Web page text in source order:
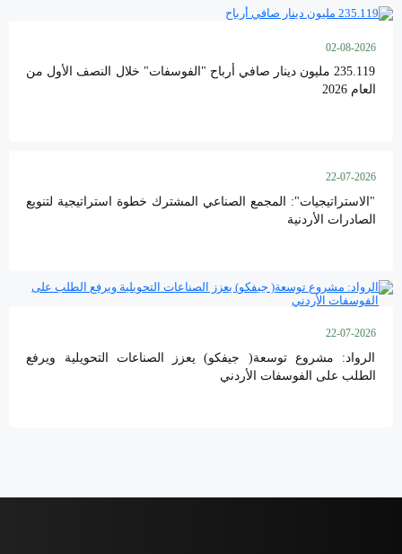
02-08-2026
235.119 مليون دينار صافي أرباح "الفوسفات" خلال النصف الأول من
العام 2026
22-07-2026
"الاستراتيجيات": المجمع الصناعي المشترك خطوة استراتيجية لتنويع
الصادرات الأردنية
22-07-2026
الرواد: مشروع توسعة( جيفكو) يعزز الصناعات التحويلية ويرفع
الطلب على الفوسفات الأردني